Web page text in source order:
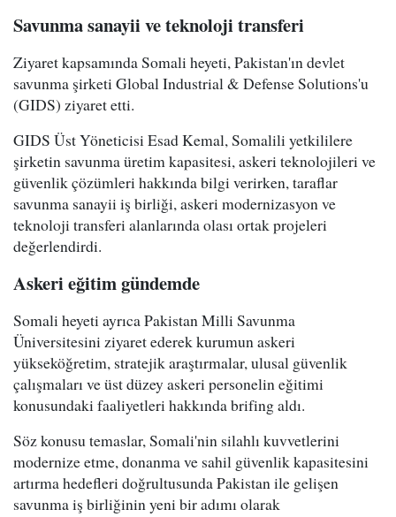
Savunma sanayii ve teknoloji transferi
Ziyaret kapsamında Somali heyeti, Pakistan'ın devlet
savunma şirketi Global Industrial & Defense Solutions'u
(GIDS) ziyaret etti.
GIDS Üst Yöneticisi Esad Kemal, Somalili yetkililere
şirketin savunma üretim kapasitesi, askeri teknolojileri ve
güvenlik çözümleri hakkında bilgi verirken, taraflar
savunma sanayii iş birliği, askeri modernizasyon ve
teknoloji transferi alanlarında olası ortak projeleri
değerlendirdi.
Askeri eğitim gündemde
Somali heyeti ayrıca Pakistan Milli Savunma
Üniversitesini ziyaret ederek kurumun askeri
yükseköğretim, stratejik araştırmalar, ulusal güvenlik
çalışmaları ve üst düzey askeri personelin eğitimi
konusundaki faaliyetleri hakkında brifing aldı.
Söz konusu temaslar, Somali'nin silahlı kuvvetlerini
modernize etme, donanma ve sahil güvenlik kapasitesini
artırma hedefleri doğrultusunda Pakistan ile gelişen
savunma iş birliğinin yeni bir adımı olarak